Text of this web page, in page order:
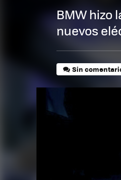
BMW hizo
nuevos
Sin